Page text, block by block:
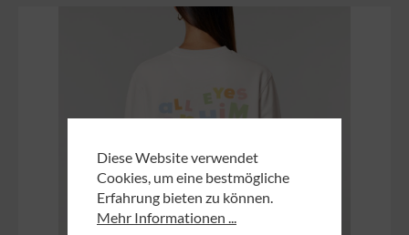
Diese Website verwendet
Cookies, um eine bestmögliche
Erfahrung bieten zu können.
Mehr Informationen ...